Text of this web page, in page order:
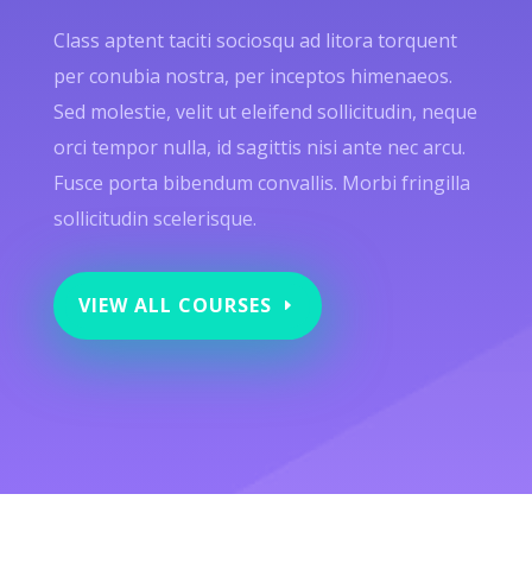
Class aptent taciti sociosqu ad litora torquent
per conubia nostra, per inceptos himenaeos.
Sed molestie, velit ut eleifend sollicitudin, neque
orci tempor nulla, id sagittis nisi ante nec arcu.
Fusce porta bibendum convallis. Morbi fringilla
sollicitudin scelerisque.
VIEW ALL COURSES